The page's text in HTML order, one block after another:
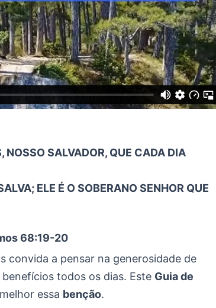
NOSSO SALVADOR, QUE CADA DIA
ELE É O SOBERANO SENHOR QUE
68:19-20
convida a pensar na generosidade de
todos os dias. Este Guia de
essa benção.